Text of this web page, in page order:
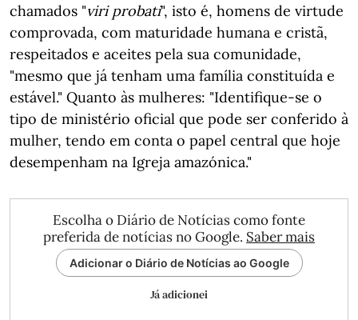
chamados "viri probati", isto é, homens de virtude
comprovada, com maturidade humana e cristã,
respeitados e aceites pela sua comunidade,
"mesmo que já tenham uma família constituída e
estável." Quanto às mulheres: "Identifique-se o
tipo de ministério oficial que pode ser conferido à
mulher, tendo em conta o papel central que hoje
desempenham na Igreja amazónica."
Escolha o Diário de Notícias como fonte
preferida de notícias no Google. Saber mais
Adicionar o Diário de Notícias ao Google
Já adicionei